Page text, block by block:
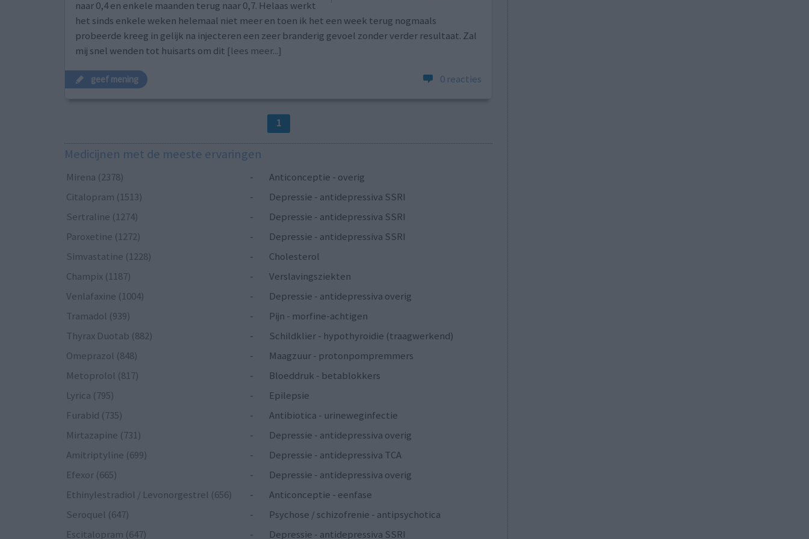
naar 0,4 en enkele maanden terug naar 0,7. Helaas werkt
het sinds enkele weken helemaal niet meer en toen ik het een week terug nogmaals
probeerde kreeg in gelijk na injecteren een zeer branderig gevoel zonder verder resultaat. Zal
mij snel wenden tot huisarts om dit [lees meer...]
geef mening 0 reacties
1
Medicijnen met de meeste ervaringen
Mirena (2378) -
Anticonceptie - overig
Citalopram (1513)
-
Depressie - antidepressiva SSRI
Sertraline (1274)
-
Depressie - antidepressiva SSRI
Paroxetine (1272)
-
Depressie - antidepressiva SSRI
Simvastatine (1228)
-
Cholesterol
Champix (1187)
-
Verslavingsziekten
Venlafaxine (1004)
-
Depressie - antidepressiva overig
Tramadol (939)
-
Pijn - morfine-achtigen
Thyrax Duotab (882)
-
Schildklier - hypothyroidie (traagwerkend)
Omeprazol (848)
-
Maagzuur - protonpompremmers
Metoprolol (817)
-
Bloeddruk - betablokkers
Lyrica (795)
-
Epilepsie
Furabid (735)
-
Antibiotica - urineweginfectie
Mirtazapine (731)
-
Depressie - antidepressiva overig
Amitriptyline (699)
-
Depressie - antidepressiva TCA
Efexor (665)
-
Depressie - antidepressiva overig
Ethinylestradiol / Levonorgestrel (656)
-
Anticonceptie - eenfase
Seroquel (647)
-
Psychose / schizofrenie - antipsychotica
Escitalopram (647)
- Depressie - antidepressiva SSRI